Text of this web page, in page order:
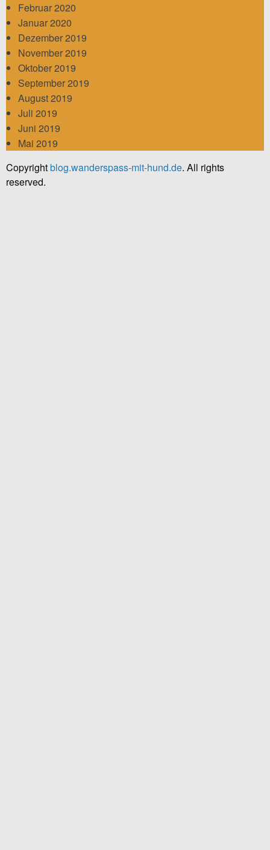
Februar 2020
Januar 2020
Dezember 2019
November 2019
Oktober 2019
September 2019
August 2019
Juli 2019
Juni 2019
Mai 2019
Copyrightblog.wanderspass-mit-hund.de. All rights
reserved.